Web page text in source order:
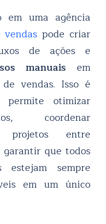
em uma agência
pode criar
de ações e
manuais em
vendas. Isso é
permite otimizar
coordenar
projetos entre
que todos
estejam sempre
em um único